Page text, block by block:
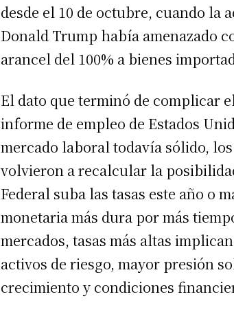
desde el 10 de octubre, cuando la
Donald Trump había amenazado
arancel del 100% a bienes
El dato que terminó de complicar
informe de empleo de Estados
mercado laboral todavía sólido,
volvieron a recalcular la
Federal suba las tasas este año o
monetaria más dura por más
mercados, tasas más altas
activos de riesgo, mayor presión
crecimiento y condiciones